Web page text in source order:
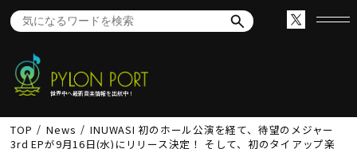
世界中へ最新音楽情報を出航中！
TOP News
INUWASI 初のホール公演を経て、待望のメジャー
3rd EPが9月16日(水)にリリース決定！ そして、初のタイアップ楽